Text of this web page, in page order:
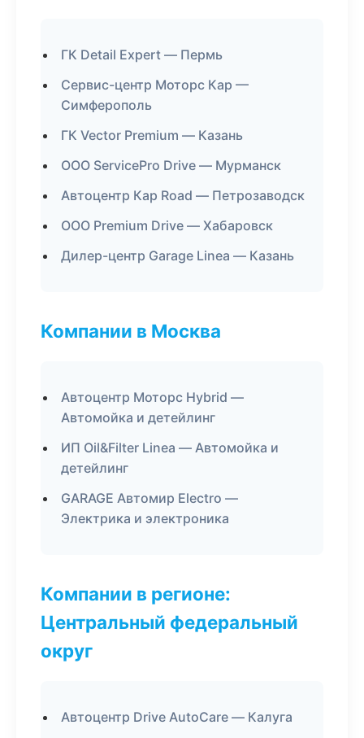
ГК Detail Expert — Пермь
Сервис-центр Моторс Кар —
Симферополь
ГК Vector Premium — Казань
ООО ServicePro Drive — Мурманск
Автоцентр Кар Road — Петрозаводск
ООО Premium Drive — Хабаровск
Дилер-центр Garage Linea — Казань
Компании в Москва
Автоцентр Моторс Hybrid —
Автомойка и детейлинг
ИП Oil&Filter Linea — Автомойка и
детейлинг
GARAGE Автомир Electro —
Электрика и электроника
Компании в регионе:
Центральный федеральный
округ
Автоцентр Drive AutoCare — Калуга